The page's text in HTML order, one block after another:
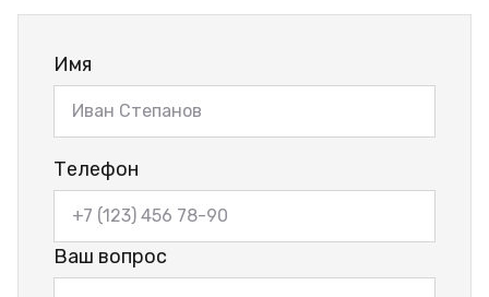
Имя
Телефон
Ваш вопрос